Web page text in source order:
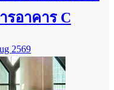
รอาคาร C
2569